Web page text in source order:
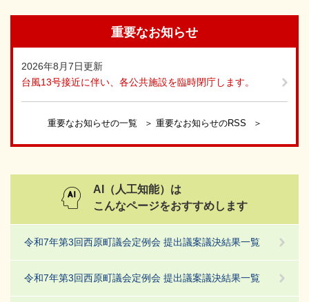
重要なお知らせ
2026年8月7日更新
台風13号接近に伴い、各公共施設を臨時閉庁します。
重要なお知らせの一覧 重要なお知らせのRSS
AI（人工知能）は
こんなページをおすすめします
令和7年第3回西原町議会定例会 提出議案議決結果一覧
令和7年第3回西原町議会定例会 提出議案議決結果一覧